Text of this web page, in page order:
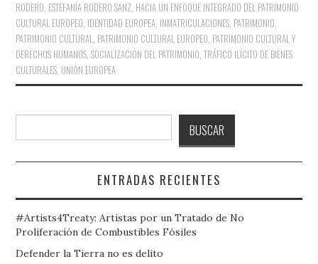
RODERO, ESTEFANÍA RODERO SANZ, HACIA UN ENFOQUE INTEGRADO DEL PATRIMONIO
CULTURAL EUROPEO, IDENTIDAD EUROPEA, INMATRICULACIONES, PATRIMONIO,
PATRIMONIO CULTURAL, PATRIMONIO CULTURAL EUROPEO, PATRIMONIO CULTURAL Y
DERECHOS HUMANOS,SOCIALIZACIÓN DEL PATRIMONIO,TRÁFICO ILÍCITO DE BIENES
CULTURALES, UNIÓN EUROPEA
BUSCAR
ENTRADAS RECIENTES
#Artists4Treaty: Artistas por un Tratado de No
Proliferación de Combustibles Fósiles
Defender la Tierra no es delito